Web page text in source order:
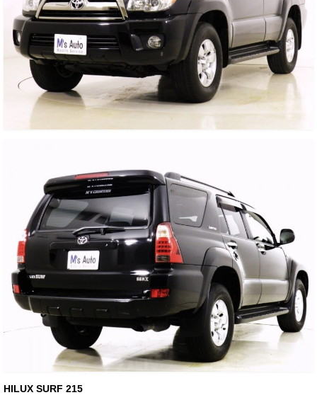
ブログ
イベント
ニュース
スタッフブログ
メールフォーム
電話はこちら
HILUX SURF 215